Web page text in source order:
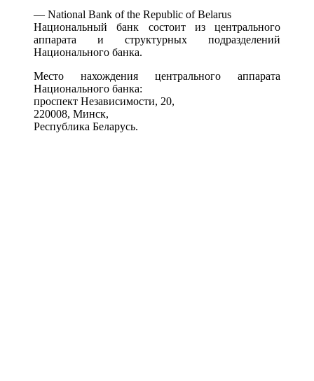
— National Bank of the Republic of Belarus
Национальный банк состоит из центрального
аппарата и структурных подразделений
Национального банка.
Место нахождения центрального аппарата
Национального банка:
проспект Независимости, 20,
220008, Минск,
Республика Беларусь.